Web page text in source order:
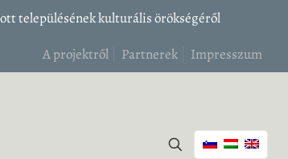
településének kulturális örökségéről
A projektről
Partnerek Impresszum